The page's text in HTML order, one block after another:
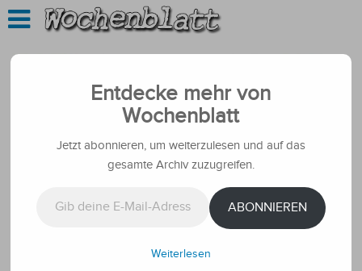
Entdecke mehr von
Wochenblatt
Jetzt abonnieren, um weiterzulesen und auf das
gesamte Archiv zuzugreifen.
ABONNIEREN
Weiterlesen